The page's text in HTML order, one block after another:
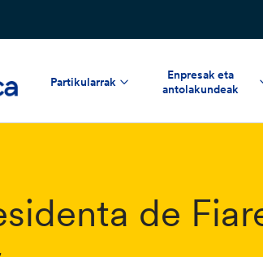
Partikularrak
Enpresak eta
antolakundeak
de